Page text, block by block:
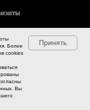
в ММУ
Более
cookies
Вы
Принять